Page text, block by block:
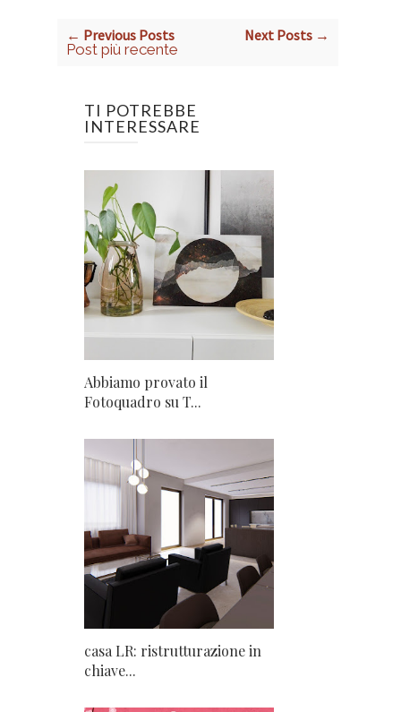
← Previous Posts
Post più recente
Next Posts →
TI POTREBBE
INTERESSARE
Abbiamo provato il
Fotoquadro su T...
casa LR: ristrutturazione in
chiave...